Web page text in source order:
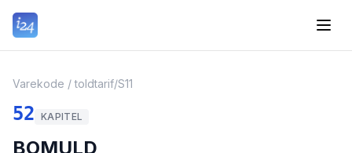
Varekode / toldtarif/S11
52 KAPITEL
BOMULD